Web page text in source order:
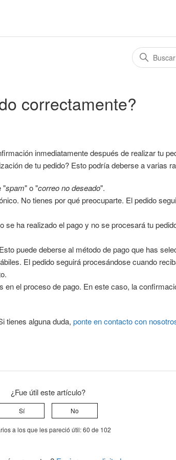
correctamente?
inmediatamente después de realizar tu
de tu pedido? Esto podría deberse a varias
"spam" o "correo no deseado".
No tienes por qué preocuparte. El pedido
se ha realizado el pago y no se procesará tu
puede deberse al método de pago que has
El pedido seguirá procesándose cuando
en el proceso de pago. En este caso, la
tienes alguna duda, ponte en contacto con
¿Fue útil este artículo?
Sí No
a los que les pareció útil: 60 de 102